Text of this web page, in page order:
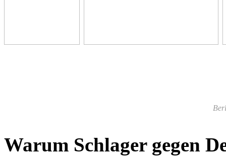
Warum Schlager gegen